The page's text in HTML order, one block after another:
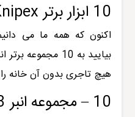
10 ابزار برتر Knipex برای سال 2021
اکنون که همه ما می
هیچ تاجری بدون آن خانه
10 – مجموعه انبر 3 تکه Knipex